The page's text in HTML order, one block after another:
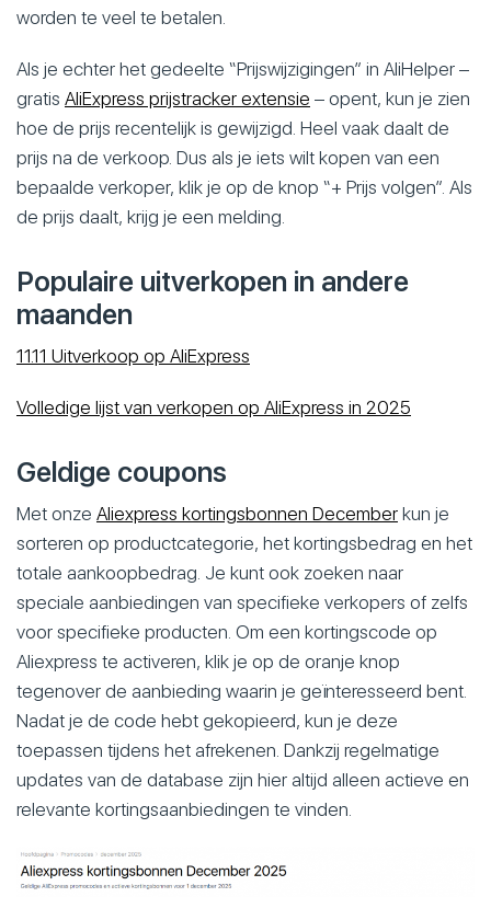
worden te veel te betalen.
Als je echter het gedeelte “Prijswijzigingen” in AliHelper –
gratis AliExpress prijstracker extensie – opent, kun je zien
hoe de prijs recentelijk is gewijzigd. Heel vaak daalt de
prijs na de verkoop. Dus als je iets wilt kopen van een
bepaalde verkoper, klik je op de knop “+ Prijs volgen”. Als
de prijs daalt, krijg je een melding.
Populaire uitverkopen in andere
maanden
11.11 Uitverkoop op AliExpress
Volledige lijst van verkopen op AliExpress in 2025
Geldige coupons
Met onze Aliexpress kortingsbonnen December kun je
sorteren op productcategorie, het kortingsbedrag en het
totale aankoopbedrag. Je kunt ook zoeken naar
speciale aanbiedingen van specifieke verkopers of zelfs
voor specifieke producten. Om een kortingscode op
Aliexpress te activeren, klik je op de oranje knop
tegenover de aanbieding waarin je geïnteresseerd bent.
Nadat je de code hebt gekopieerd, kun je deze
toepassen tijdens het afrekenen. Dankzij regelmatige
updates van de database zijn hier altijd alleen actieve en
relevante kortingsaanbiedingen te vinden.